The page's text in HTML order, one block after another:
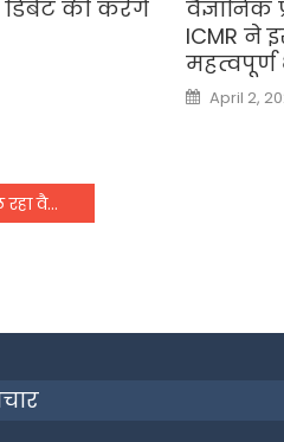
की करेंगे
वैज्ञानिक
ICMR ने
Posted
on
April 2,
वाले हैं सुरक्षित